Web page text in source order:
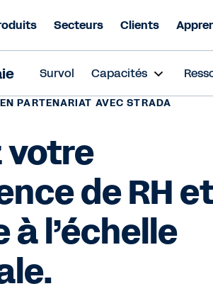
Secteurs Clients
Survol Capacités
PARTENARIAT AVEC STRADA
votre
de RH
à l’échelle